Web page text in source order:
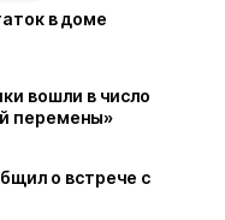
в доме
вошли в число
перемены»
о встрече с